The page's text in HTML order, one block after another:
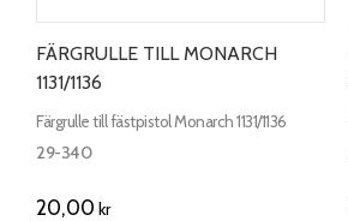
FÄRGRULLE TILL MONARCH
1131/1136
Färgrulle till fästpistol Monarch 1131/1136
29-340
20,00 kr